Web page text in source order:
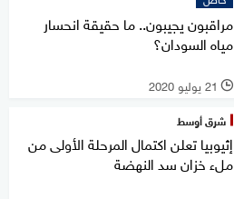
مراقبون يجيبون.. ما حقيقة انحسار
مياه السودان؟
l 21 يوليو 2020
شرق أوسط
إثيوبيا تعلن اكتمال المرحلة الأولى من
ملء خزان سد النهضة